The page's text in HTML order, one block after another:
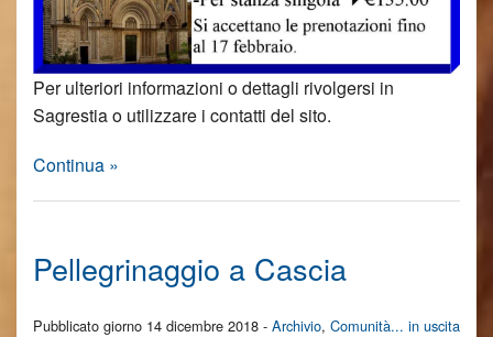
Per ulteriori informazioni o dettagli rivolgersi in
Sagrestia o utilizzare i contatti del sito.
Continua »
Pellegrinaggio a Cascia
Pubblicato giorno 14 dicembre 2018 - Archivio, Comunità... in uscita